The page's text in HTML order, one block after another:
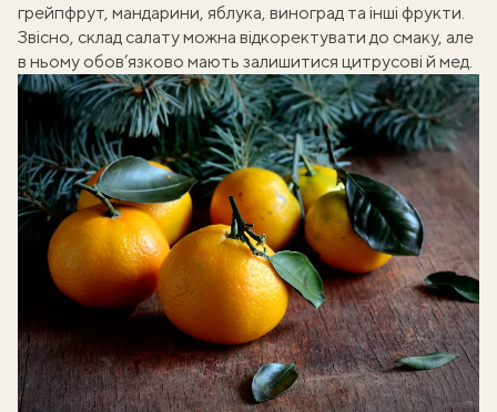
грейпфрут, мандарини, яблука, виноград та інші фрукти.
Звісно, склад салату можна відкоректувати до смаку, але
в ньому обов’язково мають залишитися цитрусові й мед.